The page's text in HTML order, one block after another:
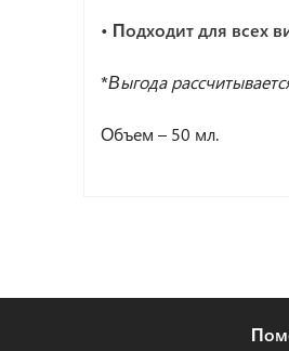
• Подходит для всех
*Выгода
Объем – 50 мл.